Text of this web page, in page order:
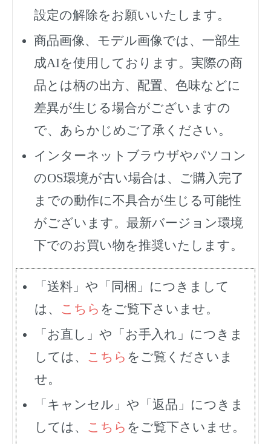
設定の解除をお願いいたします。
商品画像、モデル画像では、一部生
成AIを使用しております。実際の商
品とは柄の出方、配置、色味などに
差異が生じる場合がございますの
で、あらかじめご了承ください。
インターネットブラウザやパソコン
のOS環境が古い場合は、ご購入完了
までの動作に不具合が生じる可能性
がございます。最新バージョン環境
下でのお買い物を推奨いたします。
「送料」や「同梱」につきまして
は、 こちら をご覧下さいませ。
「お直し」や「お手入れ」につきま
しては、 こちら をご覧くださいま
せ。
「キャンセル」や「返品」につきま
しては、 こちら をご覧下さいませ。